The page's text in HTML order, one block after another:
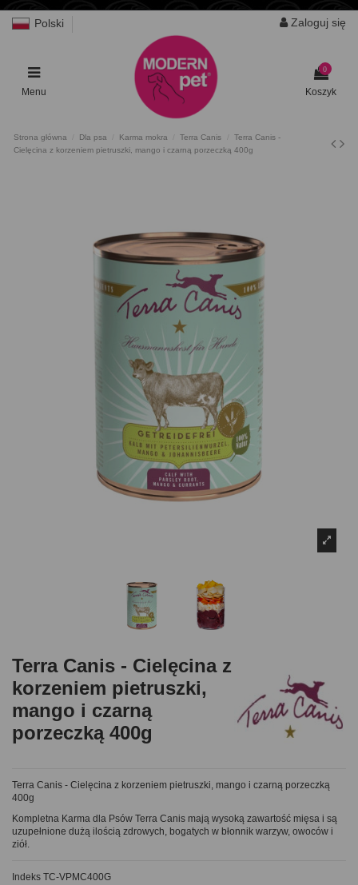
Polski Zaloguj się
Menu
0
Koszyk
Strona główna Dla psa Karma mokra Terra Canis
Terra Canis -
Cielęcina z korzeniem pietruszki, mango i czarną porzeczką 400g
Terra Canis - Cielęcina z
korzeniem pietruszki,
mango i czarną
porzeczką 400g
Terra Canis - Cielęcina z korzeniem pietruszki, mango i czarną porzeczką
400g
Kompletna Karma dla Psów Terra Canis mają wysoką zawartość mięsa i są
uzupełnione dużą ilością zdrowych, bogatych w błonnik warzyw, owoców i
ziół.
Indeks TC-VPMC400G